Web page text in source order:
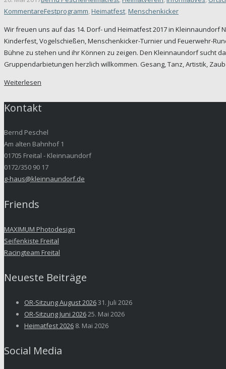
KommentareFestprogramm, Heimatfest, Menschenkicker
Wir freuen uns auf das 14. Dorf- und Heimatfest 2017 in
Kinderfest, Vogelschießen, Menschenkicker-Turnier und Feuerwehr-
Bühne zu stehen und ihr Können zu zeigen. Den Kleinnaundorf sucht
Gruppendarbietungen herzlich willkommen. Gesang, Tanz, Artistik,
Weiterlesen
Kontakt
Bernd Peschel
Am alten Bahnhof 1
01705 Freital - Kleinnaundorf
0172/350 90 17
g-haus@kleinnaundorf.de
Friends
MAXIMUM Photodesign
Seifenkiste Freital
Racingteam Freital
Neueste Beiträge
OR-Sitzung August 202631. Juli 2026
OR-Sitzung Juni 202625. Mai 2026
Heimatfest 2026 8. Mai 2026
Social Media